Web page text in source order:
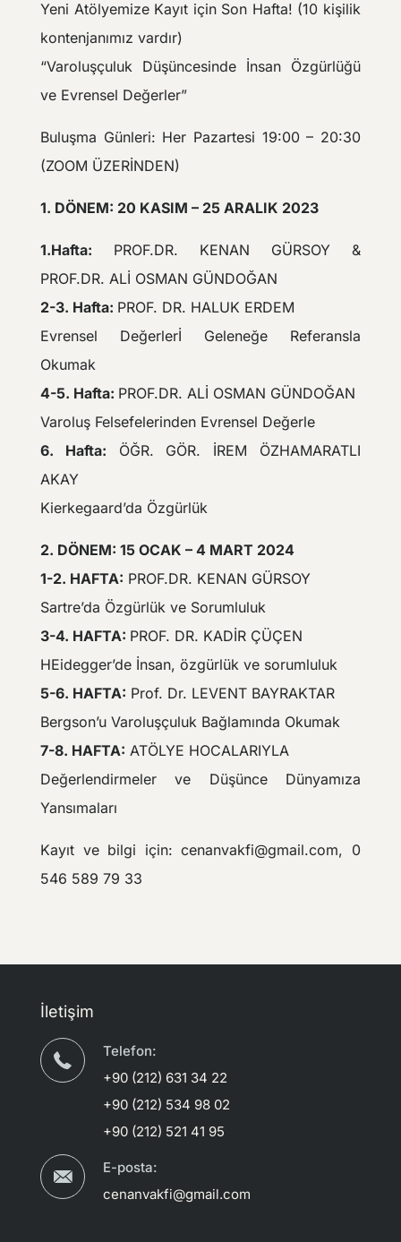
Yeni Atölyemize Kayıt için Son Hafta! (10 kişilik
kontenjanımız vardır)
“Varoluşçuluk Düşüncesinde İnsan Özgürlüğü
ve Evrensel Değerler”
Buluşma Günleri: Her Pazartesi 19:00 – 20:30
(ZOOM ÜZERİNDEN)
1. DÖNEM: 20 KASIM – 25 ARALIK 2023
1.Hafta: PROF.DR. KENAN GÜRSOY &
PROF.DR. ALİ OSMAN GÜNDOĞAN
2-3. Hafta: PROF. DR. HALUK ERDEM
Evrensel Değerlerİ Geleneğe Referansla
Okumak
4-5. Hafta: PROF.DR. ALİ OSMAN GÜNDOĞAN
Varoluş Felsefelerinden Evrensel Değerle
6. Hafta: ÖĞR. GÖR. İREM ÖZHAMARATLI
AKAY
Kierkegaard’da Özgürlük
2. DÖNEM: 15 OCAK – 4 MART 2024
1-2. HAFTA: PROF.DR. KENAN GÜRSOY
Sartre’da Özgürlük ve Sorumluluk
3-4. HAFTA: PROF. DR. KADİR ÇÜÇEN
HEidegger’de İnsan, özgürlük ve sorumluluk
5-6. HAFTA: Prof. Dr. LEVENT BAYRAKTAR
Bergson’u Varoluşçuluk Bağlamında Okumak
7-8. HAFTA: ATÖLYE HOCALARIYLA
Değerlendirmeler ve Düşünce Dünyamıza
Yansımaları
Kayıt ve bilgi için: cenanvakfi@gmail.com, 0
546 589 79 33
İletişim
Telefon:
+90 (212) 631 34 22
+90 (212) 534 98 02
+90 (212) 521 41 95
E-posta:
cenanvakfi@gmail.com